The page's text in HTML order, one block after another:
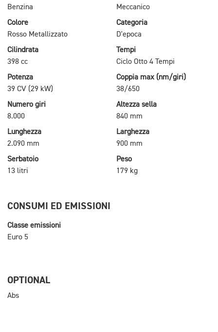
Benzina
Meccanico
Colore
Rosso Metallizzato
Categoria
D'epoca
Cilindrata
398 cc
Tempi
Ciclo Otto 4 Tempi
Potenza
39 CV (29 kW)
Coppia max (nm/giri)
38/650
Numero giri
8.000
Altezza sella
840 mm
Lunghezza
2.090 mm
Larghezza
900 mm
Serbatoio
13 litri
Peso
179 kg
CONSUMI ED EMISSIONI
Classe emissioni
Euro 5
OPTIONAL
Abs